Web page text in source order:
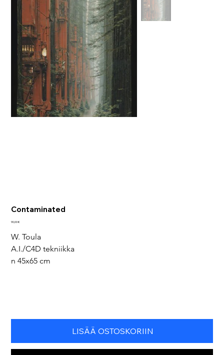
Contaminated
Hinta
90,00 €
W. Toula
A.I./C4D tekniikka
n 45x65 cm
LISÄÄ OSTOSKORIIN